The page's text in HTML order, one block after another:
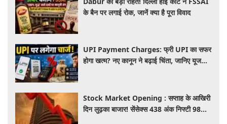
के बैन पर लगाई रोक, जानें क्या है पूरा विवाद
UPI Payment Charges: फ्री UPI का सफर
होगा खत्म? नए कानून ने बढ़ाई चिंता, जानिए यूजर्स
Stock Market Opening : सप्ताह के आखिरी
दिन लुढ़का बाजार! सेंसेक्स 438 अंक निफ्टी 98